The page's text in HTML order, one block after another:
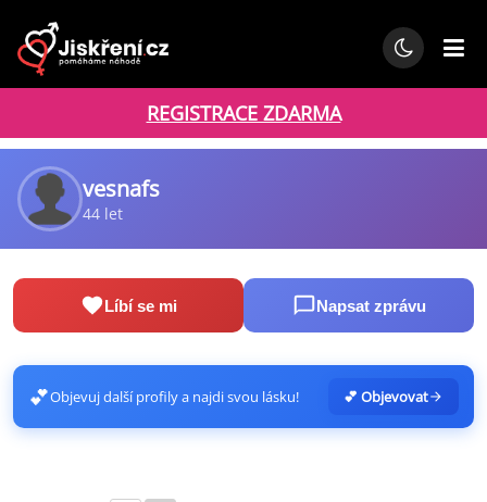
REGISTRACE ZDARMA
vesnafs
44 let
Líbí se mi Napsat zprávu
💕Objevuj další profily a najdi svou lásku! 💕 Objevovat